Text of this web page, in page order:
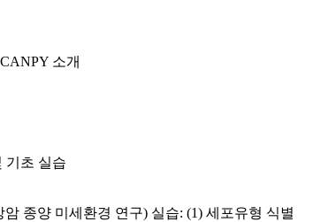
소개
기초 실습
종양 미세환경 연구) 실습: (1) 세포유형 식별